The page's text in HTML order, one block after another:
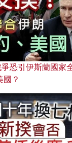
恐引伊斯蘭國家
國？